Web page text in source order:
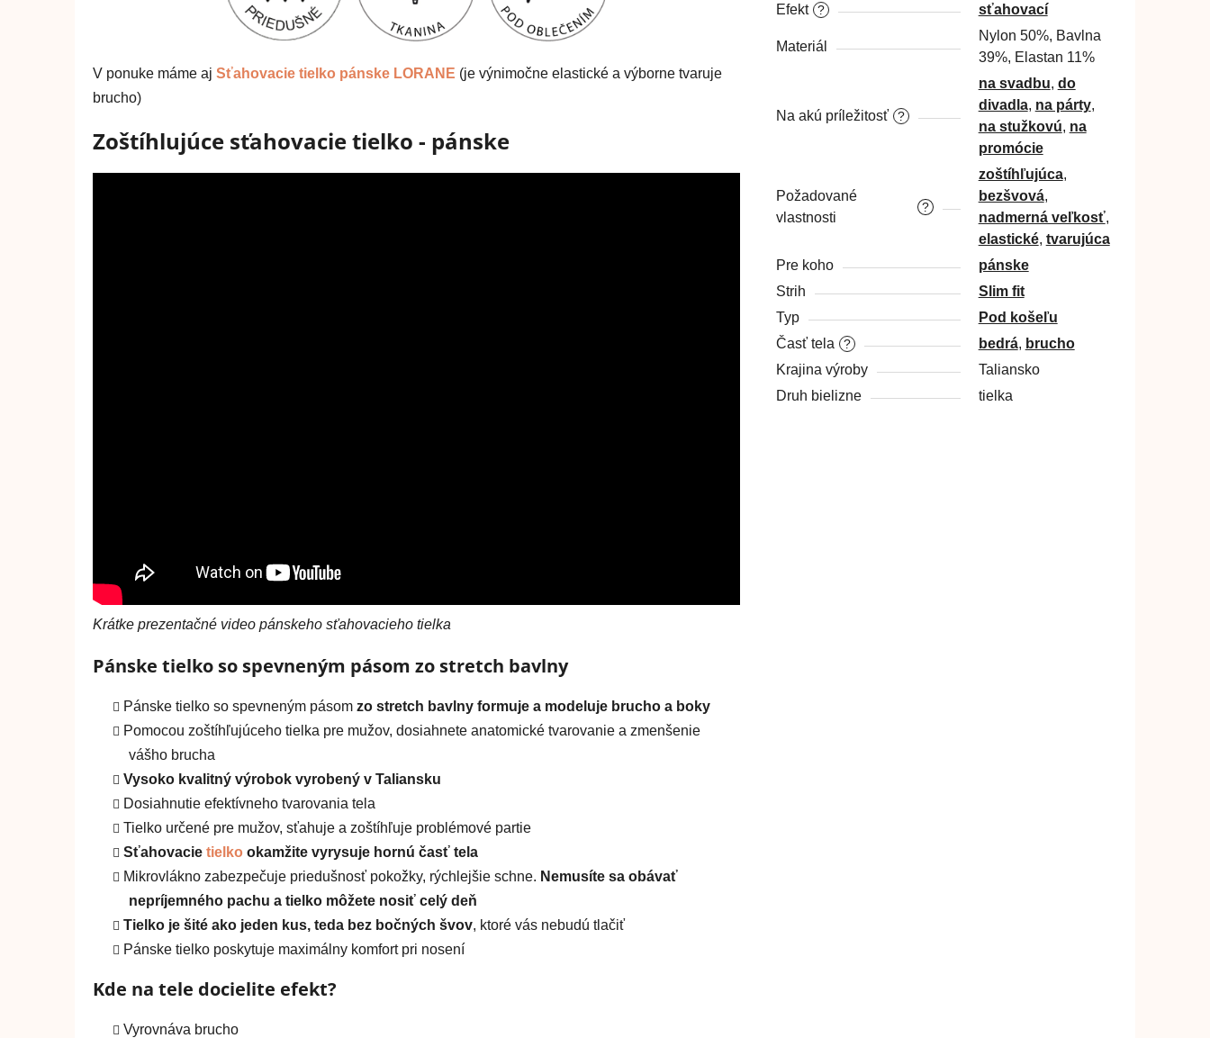
V ponuke máme aj Sťahovacie tielko pánske LORANE (je výnimočne elastické a výborne tvaruje
brucho)
Zoštíhlujúce sťahovacie tielko - pánske
Krátke prezentačné video pánskeho sťahovacieho tielka
Pánske tielko so spevneným pásom zo stretch bavlny
Pánske tielko so spevneným pásom zo stretch bavlny formuje a modeluje brucho a boky
Pomocou zoštíhľujúceho tielka pre mužov, dosiahnete anatomické tvarovanie a zmenšenie
vášho brucha
Vysoko kvalitný výrobok vyrobený v Taliansku
Dosiahnutie efektívneho tvarovania tela
Tielko určené pre mužov, sťahuje a zoštíhľuje problémové partie
Sťahovacie tielko okamžite vyrysuje hornú časť tela
Mikrovlákno zabezpečuje priedušnosť pokožky, rýchlejšie schne. Nemusíte sa obávať
nepríjemného pachu a tielko môžete nosiť celý deň
Tielko je šité ako jeden kus, teda bez bočných švov, ktoré vás nebudú tlačiť
Pánske tielko poskytuje maximálny komfort pri nosení
Kde na tele docielite efekt?
Vyrovnáva brucho
?
Efekt sťahovací
Materiál
Nylon 50%, Bavlna
39%, Elastan 11%
?
Na akú príležitosť
na svadbu, do
divadla, na párty,
na stužkovú, na
promócie
?
Požadované
vlastnosti
zoštíhľujúca,
bezšvová,
nadmerná veľkosť,
elastické, tvarujúca
Pre koho
pánske
Strih
Slim fit
Typ
Pod košeľu
?
Časť tela bedrá, brucho
Krajina výroby
Taliansko
Druh bielizne
tielka